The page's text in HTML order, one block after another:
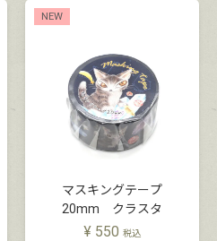
NEW
マスキングテープ
20mm クラスタ
¥ 550 税込